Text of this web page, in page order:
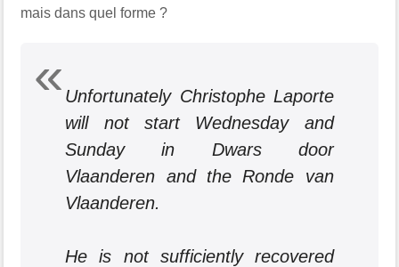
mais dans quel forme ?
Unfortunately Christophe Laporte
will not start Wednesday and
Sunday in Dwars door
Vlaanderen and the Ronde van
Vlaanderen.
He is not sufficiently recovered